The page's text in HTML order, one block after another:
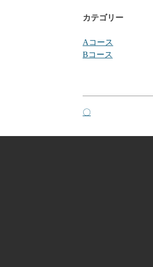
カテゴリー
Aコース
Bコース
投
稿
〇